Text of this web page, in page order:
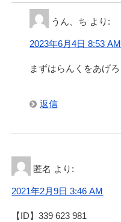
うん、ち より:
2023年6月4日 8:53 AM
まずはらんくをあげろ
返信
匿名 より:
2021年2月9日 3:46 AM
【ID】339 623 981